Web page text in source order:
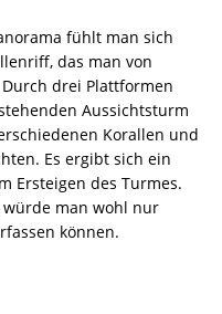
fühlt man sich
das man von
drei Plattformen
Aussichtsturm
Korallen und
Es ergibt sich ein
Ersteigen des Turmes.
man wohl nur
können.